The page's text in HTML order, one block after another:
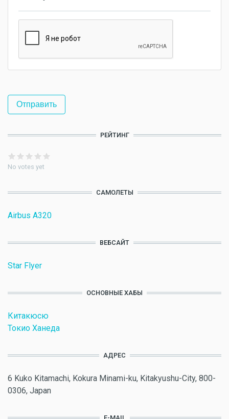
РЕЙТИНГ
No votes yet
САМОЛЕТЫ
Airbus A320
ВЕБСАЙТ
Star Flyer
ОСНОВНЫЕ ХАБЫ
Китакюсю
Токио Ханеда
АДРЕС
6 Kuko Kitamachi, Kokura Minami-ku, Kitakyushu-City, 800-
0306, Japan